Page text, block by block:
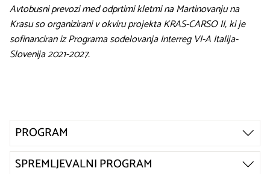
Avtobusni prevozi med odprtimi kletmi na Martinovanju na
Krasu so organizirani v okviru projekta KRAS-CARSO II, ki je
sofinanciran iz Programa sodelovanja Interreg VI-A Italija-
Slovenija 2021-2027.
PROGRAM
SPREMLJEVALNI PROGRAM